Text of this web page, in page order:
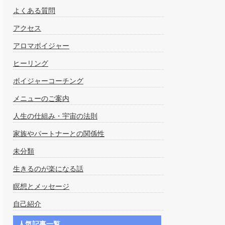
よくある質問
アクセス
アロマボイジャー
ヒーリング
ボイジャーコーチング
メニューのご案内
人生の仕組み・宇宙の法則
家族やパートナーとの関係性
未分類
生きるのが楽になる話
瞑想とメッセージ
自己紹介